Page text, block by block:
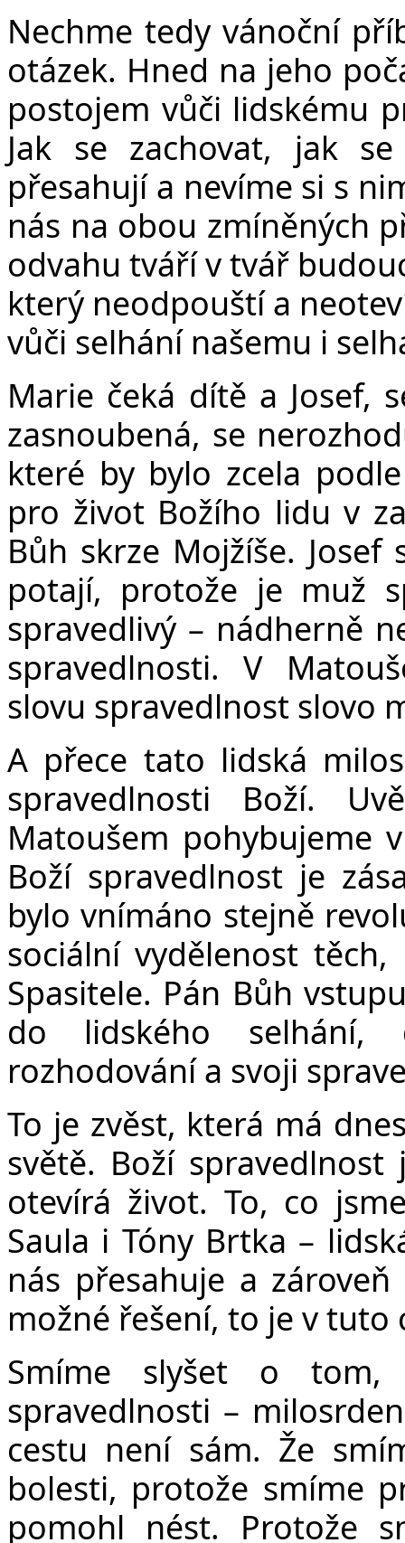
Nechme tedy vánoční
otázek. Hned na jeho
postojem vůči lidskému
Jak se zachovat, jak
přesahují a nevíme si s
nás na obou zmíněných
odvahu tváří v tvář
který neodpouští a
vůči selhání našemu i
Marie čeká dítě a Josef,
zasnoubená, se
které by bylo zcela
pro život Božího lidu v
Bůh skrze Mojžíše.
potají, protože je muž
spravedlivý – nádherně
spravedlnosti. V
slovu spravedlnost slovo
A přece tato lidská
spravedlnosti Boží.
Matoušem pohybujeme
Boží spravedlnost je
bylo vnímáno stejně
sociální vydělenost
Spasitele. Pán Bůh
do lidského selhání,
rozhodování a svoji
To je zvěst, která má
světě. Boží
otevírá život. To, co
Saula i Tóny Brtka –
nás přesahuje a
možné řešení, to je v
Smíme slyšet o
spravedlnosti –
cestu není sám. Že
bolesti, protože smíme
pomohl nést. Protože